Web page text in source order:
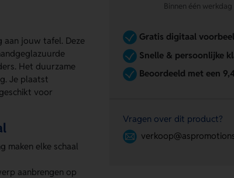
aan jouw tafel. Deze
Het duurzame
Je plaatst
voor
maken elke schaal
aanbrengen op
Binnen één
Gratis digitaal
Snelle & persoonlijke
Beoordeeld met een
Vragen over dit product?